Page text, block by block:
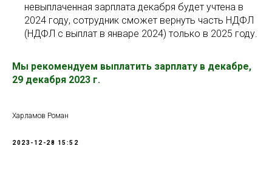
невыплаченная зарплата декабря будет учтена в
2024 году, сотрудник сможет вернуть часть НДФЛ
(НДФЛ с выплат в январе 2024) только в 2025 году.
Мы рекомендуем выплатить зарплату в декабре,
29 декабря 2023 г.
Харламов Роман
2023-12-28 15:52